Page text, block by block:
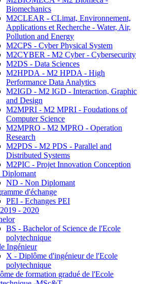
Biomechanics
M2CLEAR - CLimat, Environnement,
Applications et Recherche - Water, Air,
Pollution and Energy
M2CPS - Cyber Physical System
M2CYBER - M2 Cyber - Cybersecurity
M2DS - Data Sciences
M2HPDA - M2 HPDA - High
Performance Data Analytics
M2IGD - M2 IGD - Interaction, Graphic
and Design
M2MPRI - M2 MPRI - Foudations of
Computer Science
M2MPRO - M2 MPRO - Operation
Research
M2PDS - M2 PDS - Parallel and
Distributed Systems
M2PIC - Projet Innovation Conception
Diplomant
ND - Non Diplomant
d'échange
PEI - Echanges PEI
- 2020
BS - Bachelor of Science de l'Ecole
polytechnique
Ingénieur
X - Diplôme d'ingénieur de l'Ecole
polytechnique
de formation gradué de l'Ecole